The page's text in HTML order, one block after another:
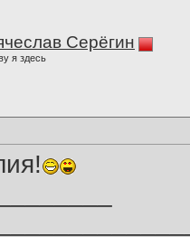
Серёгин
я здесь